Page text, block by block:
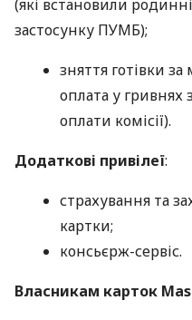
(які встановили
застосунку ПУМБ);
зняття готівки
оплата у гривнях
оплати комісії).
Додаткові привілеї:
страхування та
картки;
консьєрж-сервіс.
Власникам карток